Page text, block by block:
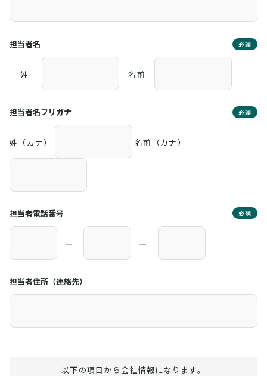
担当者名 必須
姓 名前
担当者名フリガナ 必須
姓（カナ） 名前（カナ）
担当者電話番号 必須
― ―
担当者住所（連絡先）
以下の項目から会社情報になります。